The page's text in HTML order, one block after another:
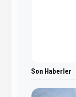
Son Haberler